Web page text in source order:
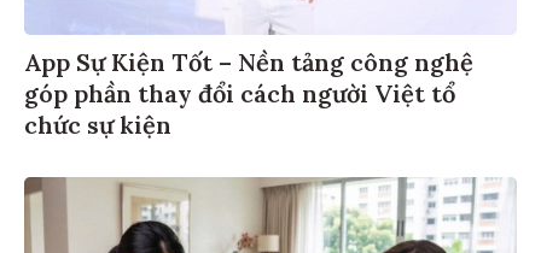
App Sự Kiện Tốt – Nền tảng công nghệ
góp phần thay đổi cách người Việt tổ
chức sự kiện